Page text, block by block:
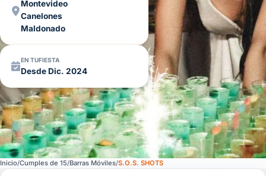
Montevideo
Canelones
Maldonado
EN TUFIESTA
Desde Dic. 2024
Inicio Cumples de 15 Barras Móviles S.O.S. SHOTS